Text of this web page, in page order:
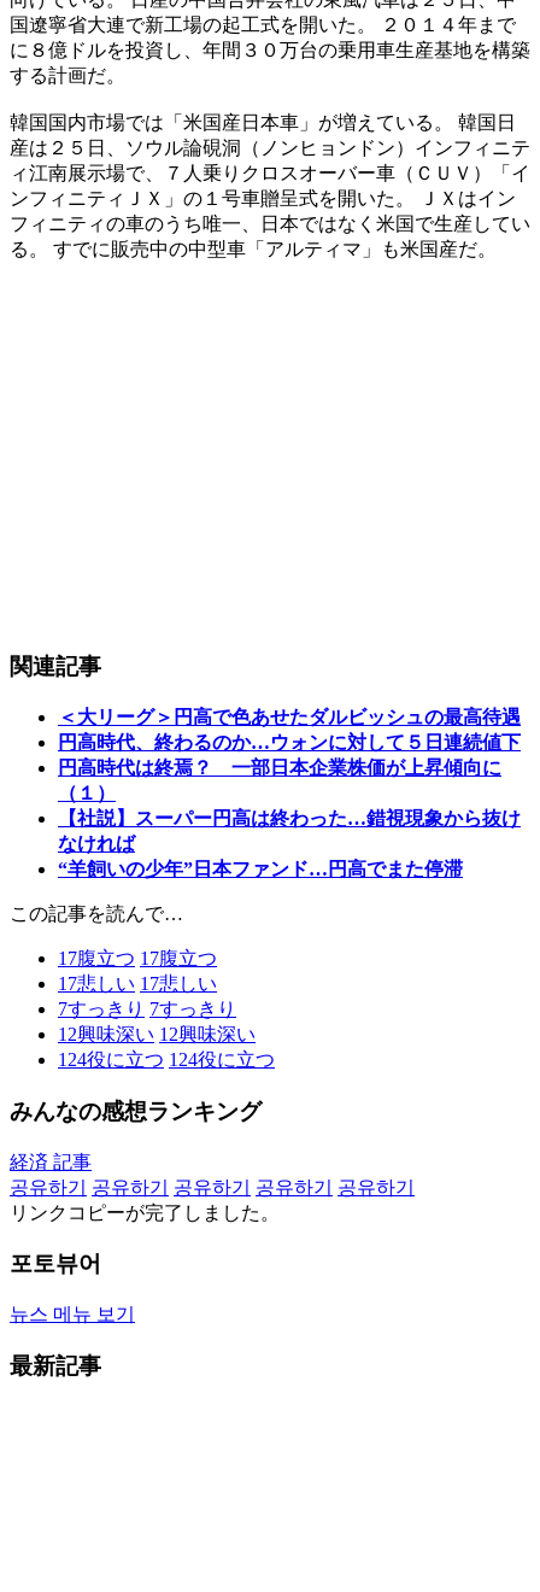
国遼寧省大連で新工場の起工式を開いた。 ２０１４年まで
に８億ドルを投資し、年間３０万台の乗用車生産基地を構築
する計画だ。
韓国国内市場では「米国産日本車」が増えている。 韓国日
産は２５日、ソウル論硯洞（ノンヒョンドン）インフィニテ
ィ江南展示場で、７人乗りクロスオーバー車（ＣＵＶ）「イ
ンフィニティＪＸ」の１号車贈呈式を開いた。 ＪＸはイン
フィニティの車のうち唯一、日本ではなく米国で生産してい
る。 すでに販売中の中型車「アルティマ」も米国産だ。
関連記事
＜大リーグ＞円高で色あせたダルビッシュの最高待遇
円高時代、終わるのか…ウォンに対して５日連続値下
円高時代は終焉？ 一部日本企業株価が上昇傾向に
（１）
【社説】スーパー円高は終わった…錯視現象から抜け
なければ
“羊飼いの少年”日本ファンド…円高でまた停滞
この記事を読んで…
17腹立つ 17腹立つ
17悲しい 17悲しい
7すっきり 7すっきり
12興味深い 12興味深い
124役に立つ 124役に立つ
みんなの感想ランキング
経済 記事
공유하기
공유하기 공유하기 공유하기
공유하기
リンクコピーが完了しました。
포토뷰어
뉴스 메뉴 보기
最新記事